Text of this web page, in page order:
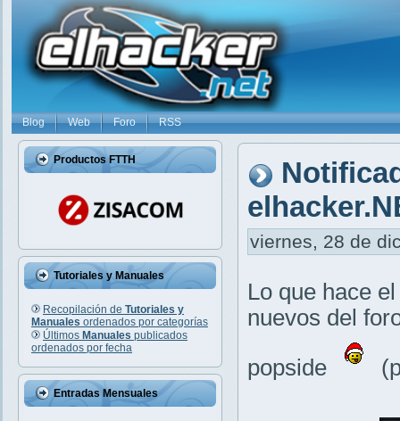
Blog Web Foro RSS
Productos FTTH
Tutoriales y Manuales
Recopilación de Tutoriales y
Manuales ordenados por categorías
Últimos Manuales publicados
ordenados por fecha
Entradas Mensuales
viernes, 28 de
Lo que hace
nuevos del
popside